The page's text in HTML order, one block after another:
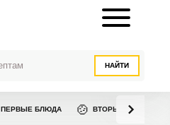
НАЙТИ
ПЕРВЫЕ БЛЮДА 🍲 ВТОРЫЕ БЛЮДА